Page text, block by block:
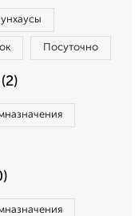
Посуточно